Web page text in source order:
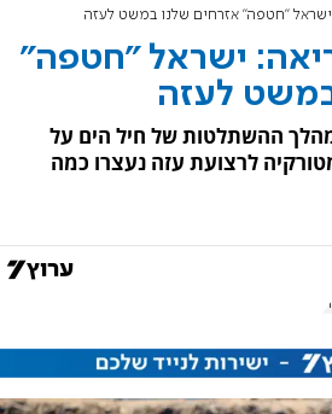
ישראל "חטפה" אזרחים שלנו במשט לעזה
ישראל "חטפה"
לעזה
ההשתלטות של חיל הים על
לרצועת עזה נעצרו כמה